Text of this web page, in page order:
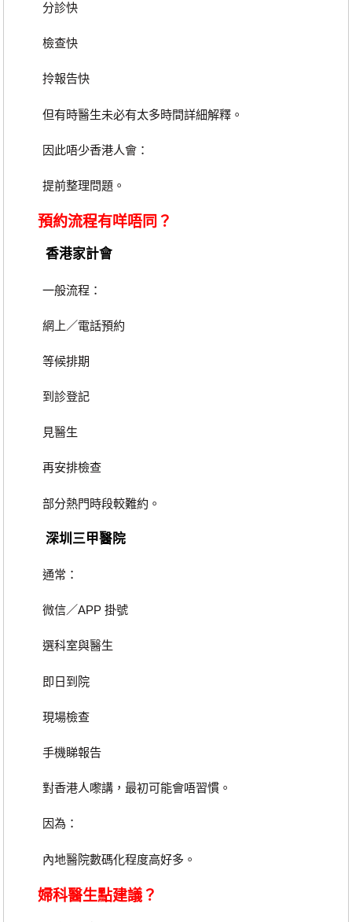
分診快
檢查快
拎報告快
但有時醫生未必有太多時間詳細解釋。
因此唔少香港人會：
提前整理問題。
預約流程有咩唔同？
香港家計會
一般流程：
網上／電話預約
等候排期
到診登記
見醫生
再安排檢查
部分熱門時段較難約。
深圳三甲醫院
通常：
微信／APP 掛號
選科室與醫生
即日到院
現場檢查
手機睇報告
對香港人嚟講，最初可能會唔習慣。
因為：
內地醫院數碼化程度高好多。
婦科醫生點建議？